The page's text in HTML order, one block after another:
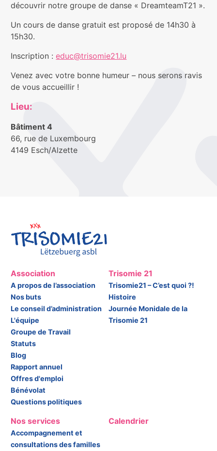
découvrir notre groupe de danse « DreamteamT21 ».
Un cours de danse gratuit est proposé de 14h30 à
15h30.
Inscription :educ@trisomie21.lu
Venez avec votre bonne humeur – nous serons ravis
de vous accueillir !
Lieu:
Bâtiment 4
66, rue de Luxembourg
4149 Esch/Alzette
Association
A propos de l’association
Nos buts
Le conseil d’administration
L'équipe
Groupe de Travail
Statuts
Blog
Rapport annuel
Offres d'emploi
Bénévolat
Questions politiques
Trisomie 21
Trisomie21 – C’est quoi ?!
Histoire
Journée Monidale de la
Trisomie 21
Nos services
Accompagnement et
consultations des familles
Calendrier